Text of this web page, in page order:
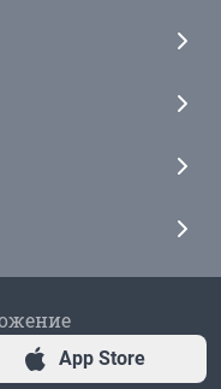
App Store